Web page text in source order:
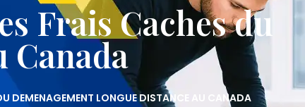
Frais Caches du
Canada
DEMENAGEMENT LONGUE DISTANCE AU CANADA